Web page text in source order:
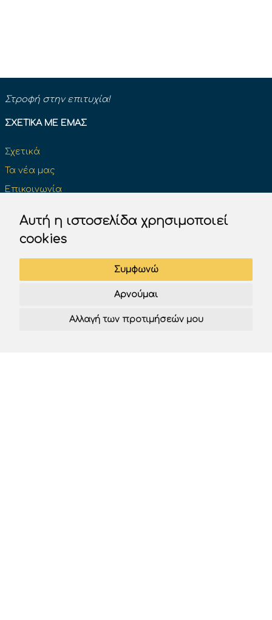
Αυτή η ιστοσελίδα χρησιμοποιεί
cookies
Συμφωνώ
Αρνούμαι
Αλλαγή των προτιμήσεών μου
Στροφή στην επιτυχία!
ΣΧΕΤΙΚΆ ΜΕ ΕΜΆΣ
Σχετικά
Τα νέα μας
Επικοινωνία
ΔΊΠΛΩΜΑ ΟΔΉΓΗΣΗΣ
Επίσημα βιβλία του Κ.Ο.Κ
Test K.O.K. Υπουργείου